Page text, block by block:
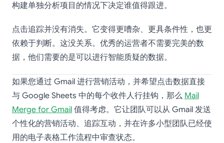
构建单独分析项目的情况下决定谁值得跟进。
点击追踪并没有消失。它变得更嘈杂、更具条件性，也更
依赖于判断。这没关系。优秀的运营者不需要完美的数
据，他们需要的是可以进行智能质疑的数据。
如果您通过 Gmail 进行营销活动，并希望点击数据直接
与 Google Sheets 中的每个收件人行挂钩，那么 Mail
Merge for Gmail 值得考虑。它让团队可以从 Gmail 发送
个性化的营销活动、追踪互动，并在许多小型团队已经使
用的电子表格工作流程中审查状态。